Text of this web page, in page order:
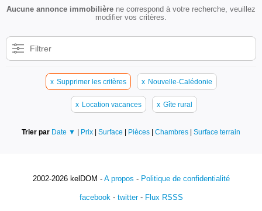
Aucune annonce immobilière ne correspond à votre recherche, veuillez
modifier vos critères.
Filtrer
x Supprimer les critères x Nouvelle-Calédonie
x Location vacances x Gîte rural
Trier par Date ▼ | Prix | Surface | Pièces | Chambres | Surface terrain
2002-2026 kelDOM - A propos - Politique de confidentialité
facebook- twitter- Flux RSSS